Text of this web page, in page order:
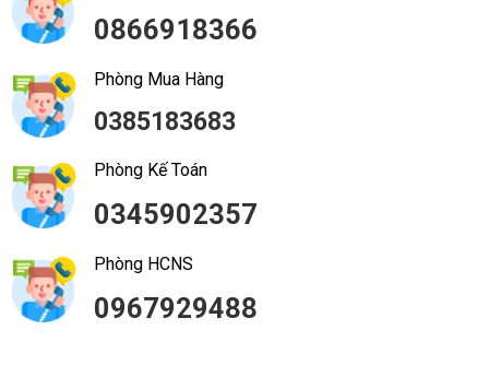
0866918366
Phòng Mua Hàng
0385183683
Phòng Kế Toán
0345902357
Phòng HCNS
0967929488